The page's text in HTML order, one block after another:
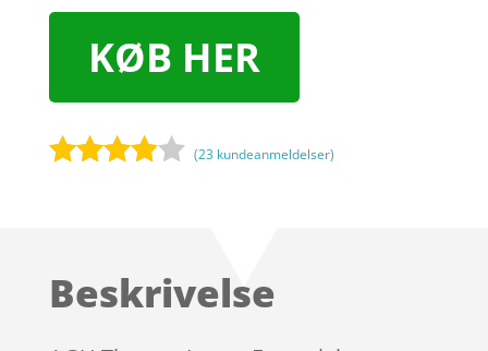
KØB HER
på
ømmels
(23 kundeanmeldelser)
Beskrivelse